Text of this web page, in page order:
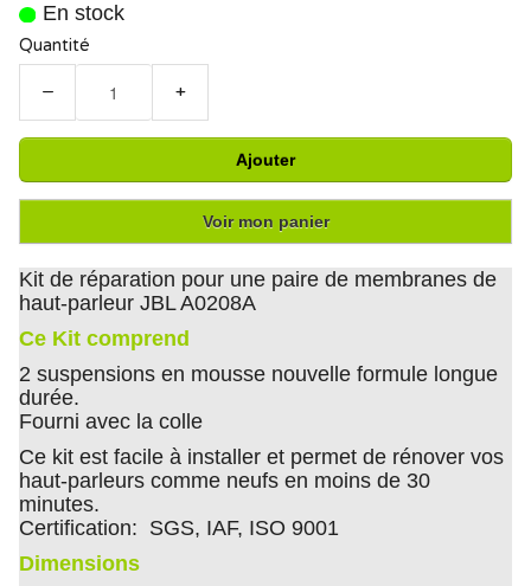
En stock
Quantité
− +
Ajouter
Voir mon panier
Kit de réparation pour une paire de membranes de
haut-parleur JBL A0208A
Ce Kit comprend
2 suspensions en mousse nouvelle formule longue
durée.
Fourni avec la colle
Ce kit est facile à installer et permet de rénover vos
haut-parleurs comme neufs en moins de 30
minutes.
Certification: SGS, IAF, ISO 9001
Dimensions